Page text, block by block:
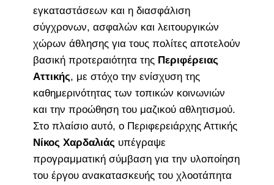
εγκαταστάσεων και η διασφάλιση
σύγχρονων, ασφαλών και λειτουργικών
χώρων άθλησης για τους πολίτες αποτελούν
βασική προτεραιότητα της Περιφέρειας
Αττικής, με στόχο την ενίσχυση της
καθημερινότητας των τοπικών κοινωνιών
και την προώθηση του μαζικού αθλητισμού.
Στο πλαίσιο αυτό, ο Περιφερειάρχης Αττικής
Νίκος Χαρδαλιάς υπέγραψε
προγραμματική σύμβαση για την υλοποίηση
του έργου ανακατασκευής του χλοοτάπητα